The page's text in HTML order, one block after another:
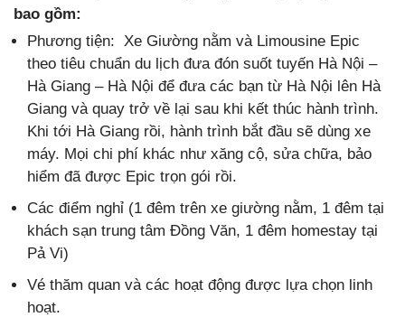
bao gồm:
Phương tiện: Xe Giường nằm và Limousine Epic
theo tiêu chuẩn du lịch đưa đón suốt tuyến Hà Nội –
Hà Giang – Hà Nội để đưa các bạn từ Hà Nội lên Hà
Giang và quay trở về lại sau khi kết thúc hành trình.
Khi tới Hà Giang rồi, hành trình bắt đầu sẽ dùng xe
máy. Mọi chi phí khác như xăng cộ, sửa chữa, bảo
hiểm đã được Epic trọn gói rồi.
Các điểm nghỉ (1 đêm trên xe giường nằm, 1 đêm tại
khách sạn trung tâm Đồng Văn, 1 đêm homestay tại
Pả Vi)
Vé thăm quan và các hoạt động được lựa chọn linh
hoạt.